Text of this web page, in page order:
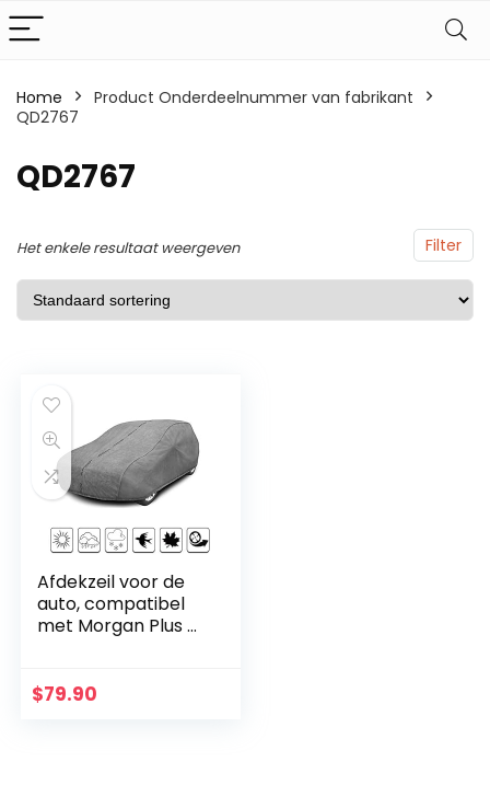
Home
Product Onderdeelnummer van fabrikant
QD2767
QD2767
Filter
Het enkele resultaat weergeven
Afdekzeil voor de
auto, compatibel
met Morgan Plus 4,
ademend en UV-
$79.90